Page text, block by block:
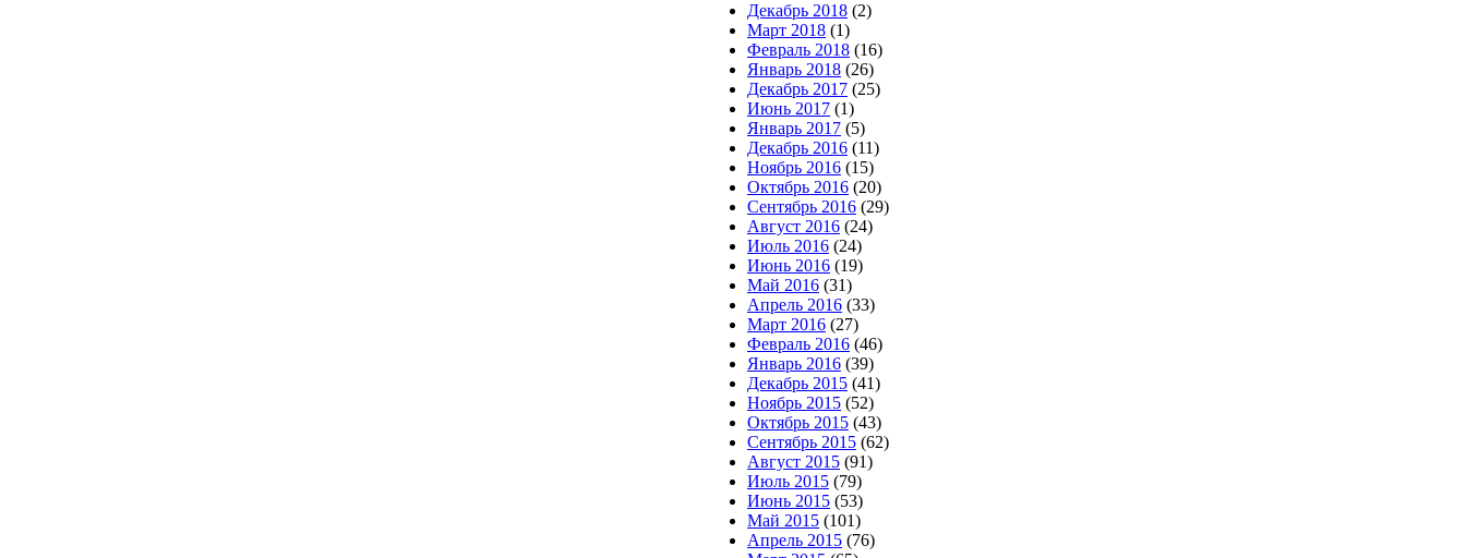
Декабрь 2018 (2)
Март 2018 (1)
Февраль 2018 (16)
Январь 2018 (26)
Декабрь 2017 (25)
Июнь 2017 (1)
Январь 2017 (5)
Декабрь 2016 (11)
Ноябрь 2016 (15)
Октябрь 2016 (20)
Сентябрь 2016 (29)
Август 2016 (24)
Июль 2016 (24)
Июнь 2016 (19)
Май 2016 (31)
Апрель 2016 (33)
Март 2016 (27)
Февраль 2016 (46)
Январь 2016 (39)
Декабрь 2015 (41)
Ноябрь 2015 (52)
Октябрь 2015 (43)
Сентябрь 2015 (62)
Август 2015 (91)
Июль 2015 (79)
Июнь 2015 (53)
Май 2015 (101)
Апрель 2015 (76)